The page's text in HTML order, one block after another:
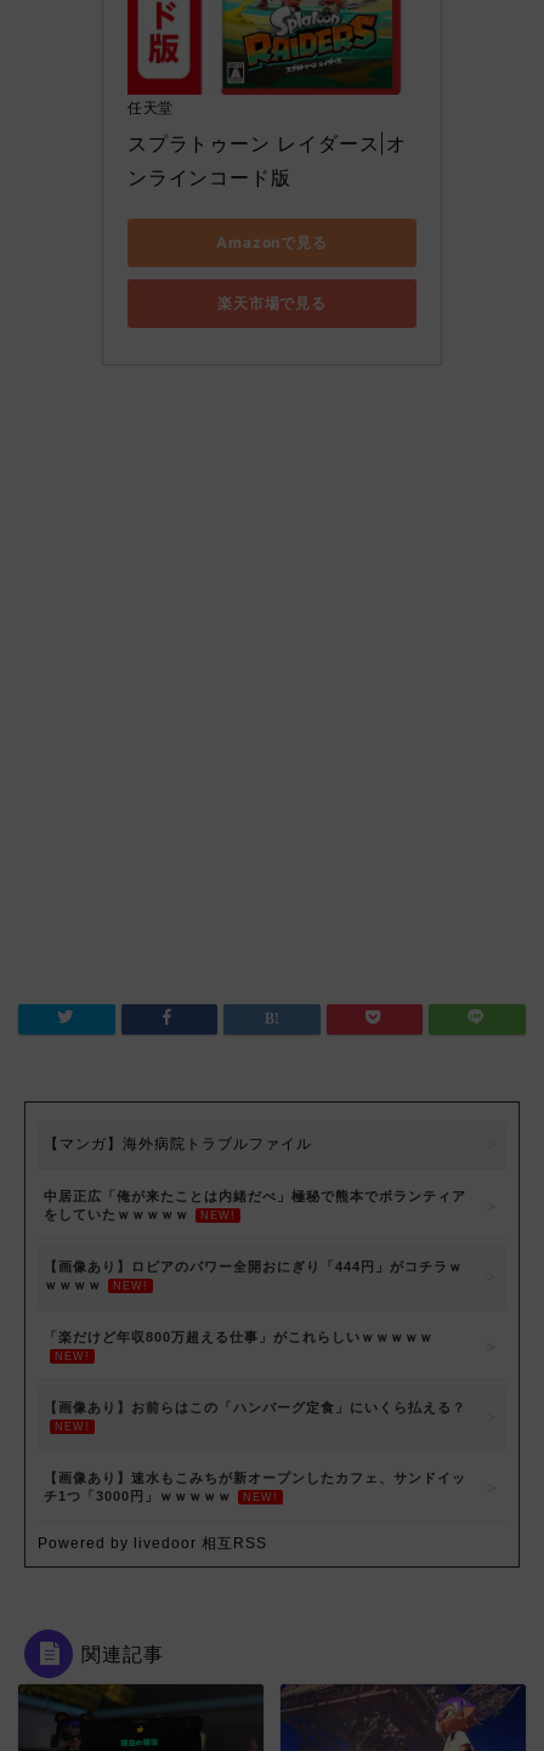
任天堂
スプラトゥーン レイダース|オ
ンラインコード版
Amazonで見る
楽天市場で見る
【マンガ】海外病院トラブルファイル
中居正広「俺が来たことは内緒だべ」極秘で熊本でボランティア
をしていたｗｗｗｗｗ
NEW!
【画像あり】ロピアのパワー全開おにぎり「444円」がコチラｗ
ｗｗｗｗ
NEW!
「楽だけど年収800万超える仕事」がこれらしいｗｗｗｗｗ
NEW!
【画像あり】お前らはこの「ハンバーグ定食」にいくら払える？
NEW!
【画像あり】速水もこみちが新オープンしたカフェ、サンドイッ
チ1つ「3000円」ｗｗｗｗｗ
NEW!
Powered by livedoor 相互RSS
関連記事